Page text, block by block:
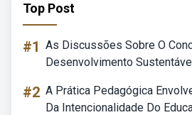
Top Post
#1 As Discussões Sobre O
Desenvolvimento
#2 A Prática Pedagógica
Da Intencionalidade Do